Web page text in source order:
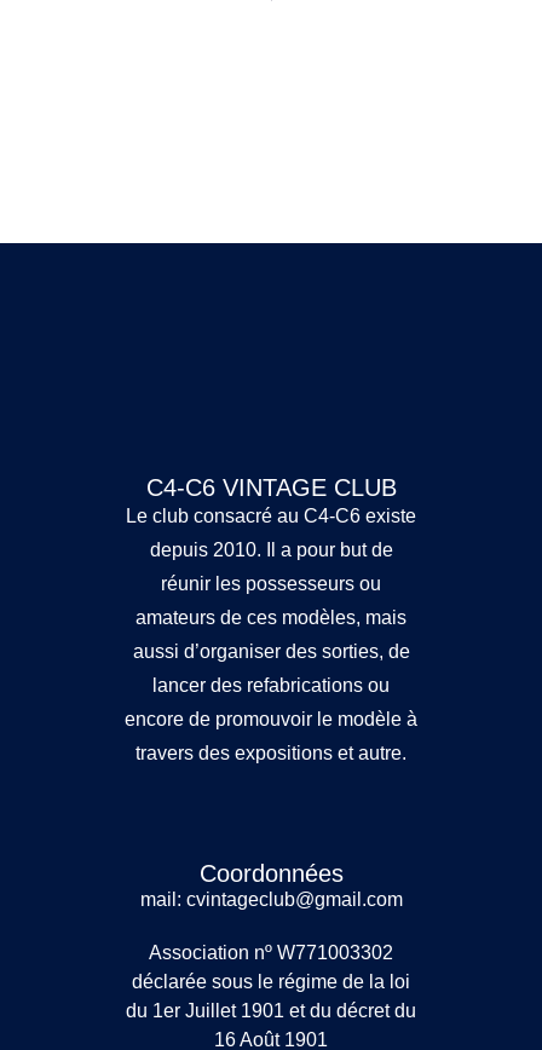
C4-C6 VINTAGE CLUB
Le club consacré au C4-C6 existe
depuis 2010. Il a pour but de
réunir les possesseurs ou
amateurs de ces modèles, mais
aussi d’organiser des sorties, de
lancer des refabrications ou
encore de promouvoir le modèle à
travers des expositions et autre.
Coordonnées
mail: cvintageclub@gmail.com
Association nº W771003302
déclarée sous le régime de la loi
du 1er Juillet 1901 et du décret du
16 Août 1901